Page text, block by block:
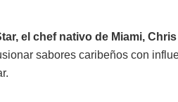
el chef nativo de Miami,
sabores caribeños con